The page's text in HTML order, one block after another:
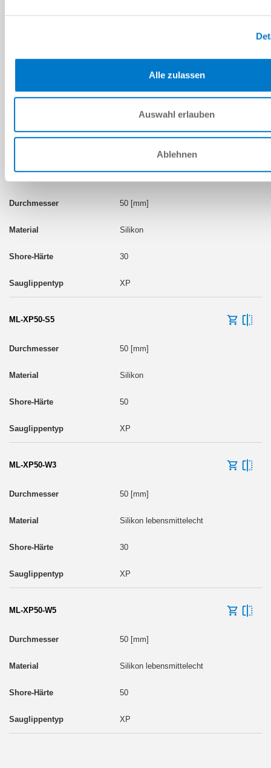
Alle zulassen
Auswahl erlauben
Ablehnen
50 [mm]
XP
ML-XP50-S3
50 [mm]
Silikon
30
XP
ML-XP50-S5
50 [mm]
Silikon
50
XP
ML-XP50-W3
50 [mm]
Silikon lebensmittelecht
30
XP
ML-XP50-W5
50 [mm]
Silikon lebensmittelecht
50
XP